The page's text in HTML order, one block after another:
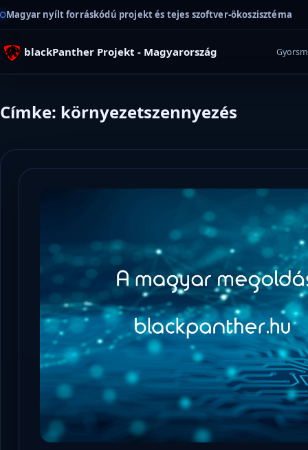
Magyar nyílt forráskódú projekt és tejes szoftver-ökoszisztéma
blackPanther Projekt - Magyarország
Címke: környezetszennyezés